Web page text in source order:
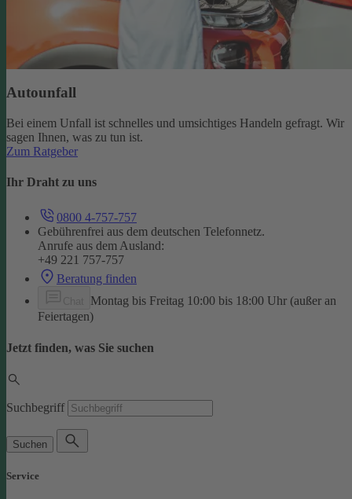
Autounfall
Bei einem Unfall ist schnelles und umsichtiges Handeln gefragt. Wir
sagen Ihnen, was zu tun ist.
Zum Ratgeber
Ihr Draht zu uns
0800 4-757-757
Gebührenfrei aus dem deutschen Telefonnetz.
Anrufe aus dem Ausland:
+49 221 757-757
Beratung finden
Montag bis Freitag 10:00 bis 18:00 Uhr (außer an
Feiertagen)
Jetzt finden, was Sie suchen
Suchbegriff
Suchen
Service